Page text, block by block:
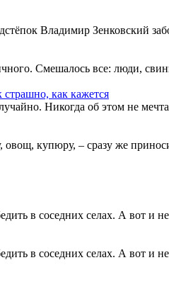
Владимир Зенковский
Смешалось все: люди,
как кажется
Никогда об этом не
овощ, купюру, – сразу же
в соседних селах. А вот и
в соседних селах. А вот и